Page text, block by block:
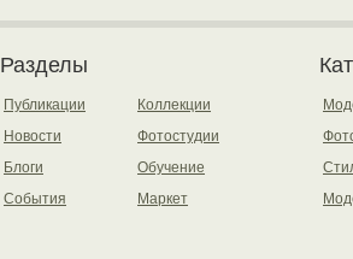
Разделы
Публикации
Новости
Блоги
События
Коллекции
Фотостудии
Обучение
Маркет